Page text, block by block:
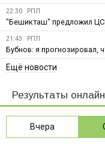
22:30 РПЛ
"Бешикташ" предложил
21:43 РПЛ
Бубнов: я прогнозировал,
Ещё новости
Результаты онлайн
Вчера